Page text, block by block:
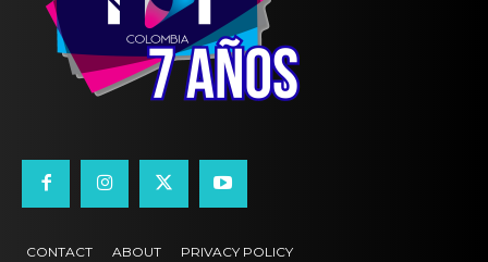
CONTACT ABOUT PRIVACY POLICY